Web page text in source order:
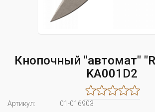
Кнопочный "автомат"
KA001D2
Артикул:
01-016903